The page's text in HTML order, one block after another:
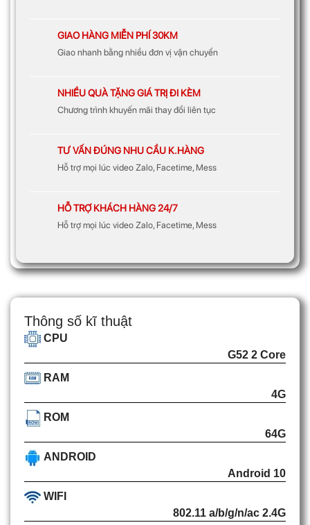
GIAO HÀNG MIỄN PHÍ 30KM
Giao nhanh bằng nhiều đơn vị vận chuyển
NHIỀU QUÀ TẶNG GIÁ TRỊ ĐI KÈM
Chương trình khuyến mãi thay đổi liên tục
TƯ VẤN ĐÚNG NHU CẦU K.HÀNG
Hỗ trợ mọi lúc video Zalo, Facetime, Mess
HỖ TRỢ KHÁCH HÀNG 24/7
Hỗ trợ mọi lúc video Zalo, Facetime, Mess
Thông số kĩ thuật
CPU
G52 2 Core
RAM
4G
ROM
64G
ANDROID
Android 10
WIFI
802.11 a/b/g/n/ac 2.4G